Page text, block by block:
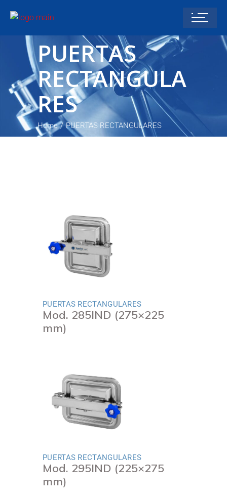
PUERTAS
RECTANGULA
RES
Home PUERTAS RECTANGULARES
PUERTAS RECTANGULARES
Mod. 285IND (275×225
mm)
PUERTAS RECTANGULARES
Mod. 295IND (225×275
mm)